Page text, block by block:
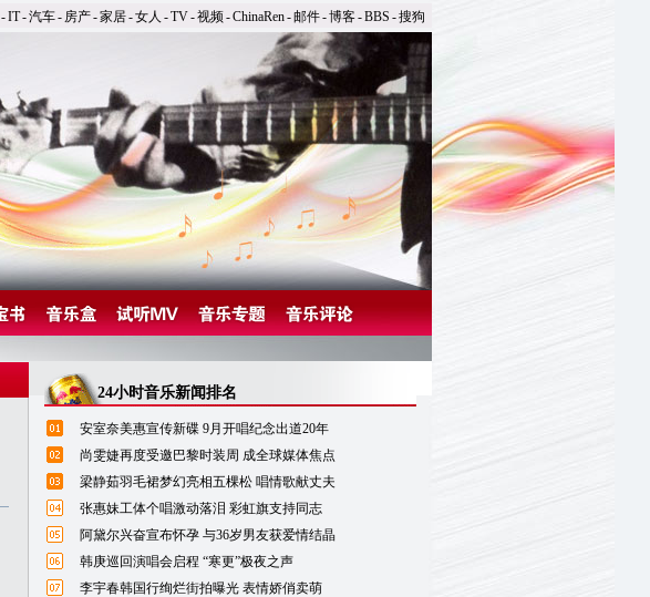
-IT-汽车- 房产-家居-女人 -TV-视频-ChinaRen-邮件-博客-BBS -搜狗
24小时音乐新闻排名
安室奈美惠宣传新碟 9月开唱纪念出道20年
尚雯婕再度受邀巴黎时装周 成全球媒体焦点
梁静茹羽毛裙梦幻亮相五棵松 唱情歌献丈夫
张惠妹工体个唱激动落泪 彩虹旗支持同志
阿黛尔兴奋宣布怀孕 与36岁男友获爱情结晶
韩庚巡回演唱会启程 “寒更”极夜之声
李宇春韩国行绚烂街拍曝光 表情娇俏卖萌